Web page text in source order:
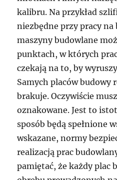
kalibru. Na przykład
niezbędne przy pracy na
maszyny budowlane
punktach, w których
czekają na to, by
Samych placów budowy
brakuje. Oczywiście
oznakowane. Jest to
sposób będą spełnione
wskazane, normy
realizacją prac
pamiętać, że każdy plac